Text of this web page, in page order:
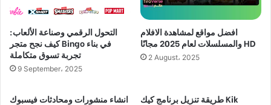
التحول الرقمي وصناعة الألعاب:
كيف نجح متجر Bingo في بناء
تجربة تسوق متكاملة
9 September، 2025
افضل مواقع لمشاهدة الافلام
والمسلسلات لعام 2025 مجانًا HD
2 August، 2025
انشاء منشورات ومحادثات فيسبوك
طريقة تنزيل برنامج كيك Kik